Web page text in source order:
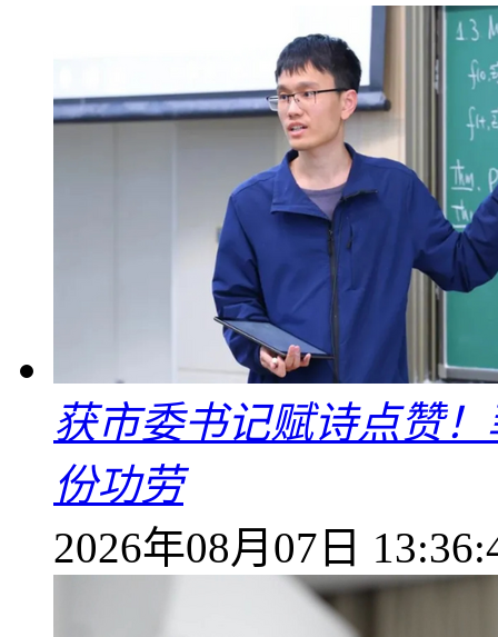
获市委书记赋诗点赞
份功劳
2026年08月07日